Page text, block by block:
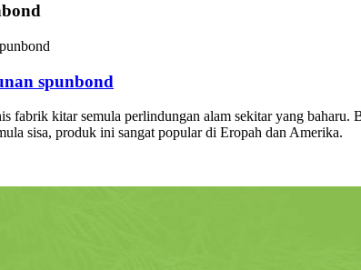
spunbond
fabrik kitar semula perlindungan alam sekitar yang
sisa, produk ini sangat popular di Eropah dan Amerika.